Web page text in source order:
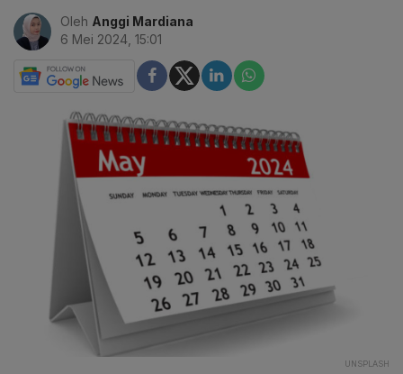
Oleh Anggi Mardiana
6 Mei 2024, 15:01
UNSPLASH